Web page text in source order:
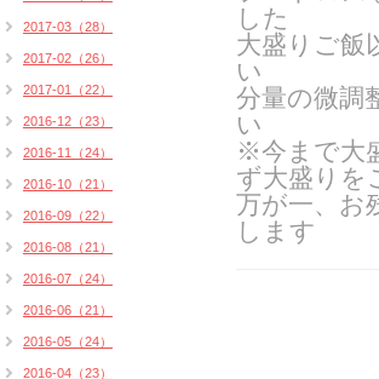
した
大盛りご飯
い
分量の微調
い
※今まで大
ず大盛りを
万が一、お
します
2017-03（28）
2017-02（26）
2017-01（22）
2016-12（23）
2016-11（24）
2016-10（21）
2016-09（22）
2016-08（21）
2016-07（24）
2016-06（21）
2016-05（24）
2016-04（23）